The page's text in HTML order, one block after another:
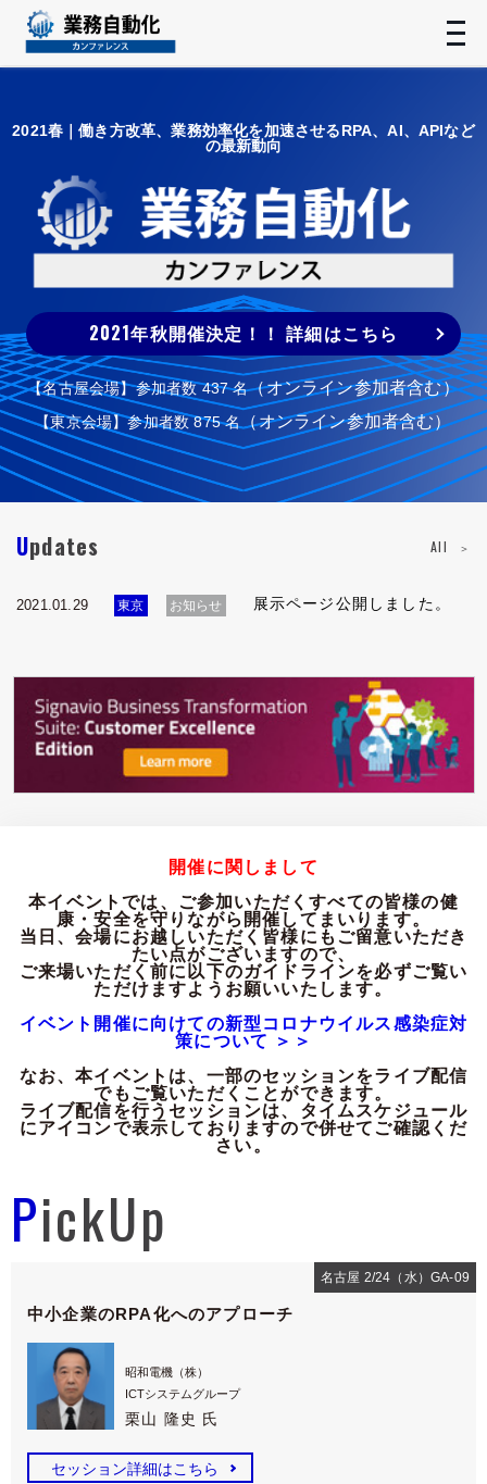
2021春｜働き方改革、業務効率化を加速させるRPA、AI、APIなど
の最新動向
2021年秋開催決定！！ 詳細はこちら
【名古屋会場】参加者数 437 名（オンライン参加者含む）
【東京会場】参加者数 875 名 （オンライン参加者含む）
Updates
【東京会場】参加事前登録を開始しました。
2021.03.02
うございました。
2021.01.29
2021.01.29 東京 お知らせ 展示ページ公開しました。
All
開催に関しまして
本イベントでは、ご参加いただくすべての皆様の健
康・安全を守りながら開催してまいります。
当日、会場にお越しいただく皆様にもご留意いただき
たい点がございますので、
ご来場いただく前に以下のガイドラインを必ずご覧い
ただけますようお願いいたします。
イベント開催に向けての新型コロナウイルス感染症対
策について ＞＞
なお、本イベントは、一部のセッションをライブ配信
でもご覧いただくことができます。
ライブ配信を行うセッションは、タイムスケジュール
にアイコンで表示しておりますので併せてご確認くだ
さい。
PickUp
名古屋 2/24（水）GA-09
中小企業のRPA化へのアプローチ
昭和電機（株）
ICTシステムグループ
栗山 隆史 氏
セッション詳細はこちら